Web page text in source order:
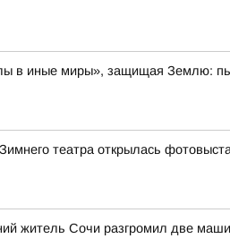
в иные миры», защищая Землю:
театра открылась
житель Сочи разгромил две